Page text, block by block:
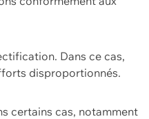
Dans ce cas,
disproportionnés.
certains cas, notamment